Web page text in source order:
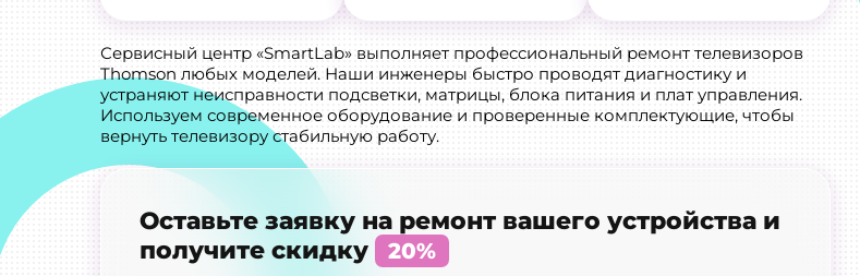
Сервисный центр «SmartLab» выполняет профессиональный ремонт телевизоров
Thomson любых моделей. Наши инженеры быстро проводят диагностику и
устраняют неисправности подсветки, матрицы, блока питания и плат управления.
Используем современное оборудование и проверенные комплектующие, чтобы
вернуть телевизору стабильную работу.
Оставьте заявку на ремонт вашего устройства и
получите скидку
20%